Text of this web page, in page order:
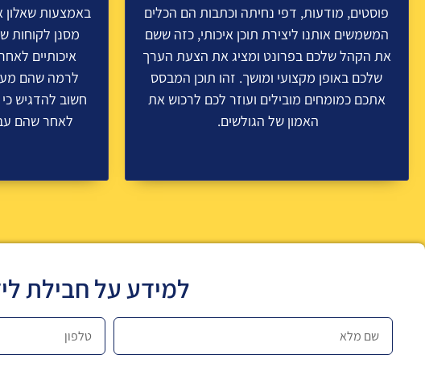
פוסטים, מודעות, דפי נחיתה וכתבות הם הכלים
המשמשים אותנו ליצירת תוכן איכותי, כזה ששם
את הקהל שלכם בפרונט ומציג את הצעת הערך
שלכם באופן מקצועי ומושך. זהו תוכן המבסס
אתכם כמומחים מובילים ועוזר לכם לרכוש את
האמון של הגולשים.
באמצעות שאלון
מסנן לקוחות
איכותיים
לרמה שהם
חשוב להדגיש
לאחר שהם
למידע על חבילת